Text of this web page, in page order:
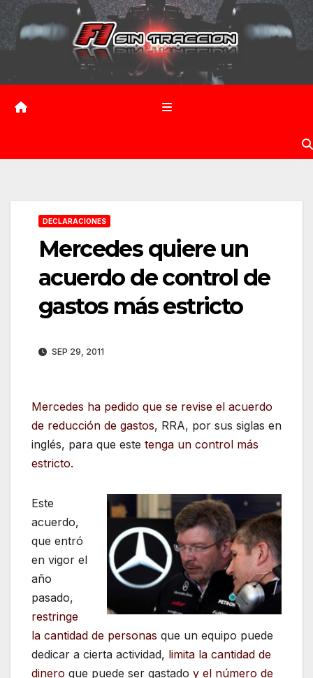
Saltar
contenido
DECLARACIONES
Mercedes quiere un
acuerdo de control de
gastos más estricto
SEP 29, 2011
Mercedes ha pedido que se revise el acuerdo
de reducción de gastos, RRA, por sus siglas en
inglés, para que este tenga un control más
estricto.
Este
acuerdo,
que entró
en vigor el
año
pasado,
restringe
la cantidad de personas que un equipo puede
dedicar a cierta actividad, limita la cantidad de
dinero que puede ser gastado y el número de